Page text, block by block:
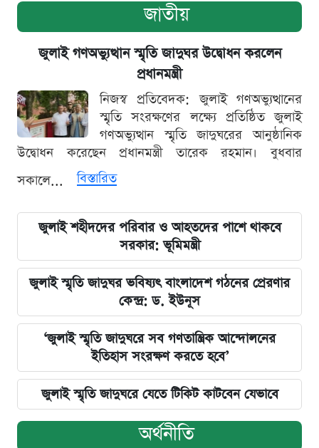
জাতীয়
জুলাই গণঅভ্যুত্থান স্মৃতি জাদুঘর উদ্বোধন করলেন
প্রধানমন্ত্রী
নিজস্ব প্রতিবেদক: জুলাই গণঅভ্যুত্থানের
স্মৃতি সংরক্ষণের লক্ষ্যে প্রতিষ্ঠিত জুলাই
গণঅভ্যুত্থান স্মৃতি জাদুঘরের আনুষ্ঠানিক
উদ্বোধন করেছেন প্রধানমন্ত্রী তারেক রহমান। বুধবার
সকালে...
বিস্তারিত
জুলাই শহীদদের পরিবার ও আহতদের পাশে থাকবে
সরকার: ভূমিমন্ত্রী
জুলাই স্মৃতি জাদুঘর ভবিষ্যৎ বাংলাদেশ গঠনের প্রেরণার
কেন্দ্র: ড. ইউনূস
‘জুলাই স্মৃতি জাদুঘরে সব গণতান্ত্রিক আন্দোলনের
ইতিহাস সংরক্ষণ করতে হবে’
জুলাই স্মৃতি জাদুঘরে যেতে টিকিট কাটবেন যেভাবে
অর্থনীতি